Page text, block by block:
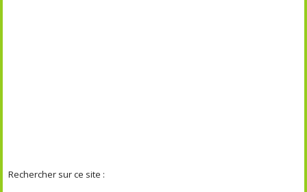
Rechercher sur ce site :